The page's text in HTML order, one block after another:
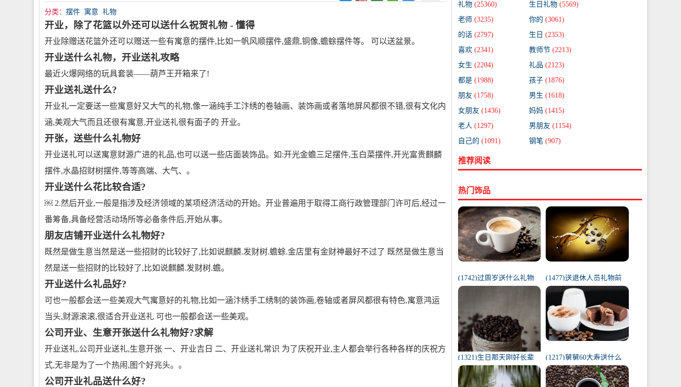
分类： 摆件 寓意 礼物
开业，除了花篮以外还可以送什么祝贺礼物 - 懂得
开业除赠送花篮外还可以赠送一些有寓意的摆件,比如一帆风顺摆件,盛鼎,铜像,蟾蜍摆件等。 可以送盆景。
开业送什么礼物，开业送礼攻略
最近火爆网络的玩具套装——葫芦王开箱来了!
开业送礼送什么?
开业礼一定要送一些寓意好又大气的礼物,像一涵纯手工汴绣的卷轴画、装饰画或者落地屏风都很不错,很有文化内
涵,美观大气而且还很有寓意,开业送礼很有面子的 开业。
开张，送些什么礼物好
开业送礼可以送寓意财源广进的礼品,也可以送一些店面装饰品。如:开光金蟾三足摆件,玉白菜摆件,开光富贵麒麟
摆件,水晶招财树摆件,等等高端、大气、。
开业送什么花比较合适?
￼ 2.然后开业,一般是指涉及经济领域的某项经济活动的开始。开业普遍用于取得工商行政管理部门许可后,经过一
番筹备,具备经营活动场所等必备条件后,开始从事。
朋友店铺开业送什么礼物好?
既然是做生意当然是送一些招财的比较好了,比如说麒麟.发财树.蟾蜍.金店里有金财神最好不过了 既然是做生意当
然是送一些招财的比较好了,比如说麒麟.发财树.蟾。
开业送什么礼品好?
可也一般都会送一些美观大气寓意好的礼物,比如一涵汴绣手工绣制的装饰画,卷轴或者屏风都很有特色,寓意鸿运
当头,财源滚滚,很适合开业送礼 可也一般都会送一些美观。
公司开业、生意开张送什么礼物好?求解
开业送礼,公司开业送礼,生意开张 一、开业吉日 二、开业送礼常识 为了庆祝开业,主人都会举行各种各样的庆祝方
式,无非是为了一个热闹,图个好兆头。。
公司开业礼品送什么好?
礼物 (25360) 生日礼物 (5569)
老师 (3235) 你的 (3061)
的话 (2797) 生日 (2353)
喜欢 (2341) 教师节 (2213)
女生 (2204) 礼品 (2123)
都是 (1988) 孩子 (1876)
朋友 (1758) 男生 (1618)
女朋友 (1436) 妈妈 (1415)
老人 (1297) 男朋友 (1154)
自己的 (1091) 钢笔 (907)
推荐阅读
热门饰品
(1742)过周岁送什么礼物
好（1岁宝宝礼物排行榜）
(1477)送退休人员礼物前
十件排名（工会退休纪念
品范围）
(1321)生日那天刚好长辈
去世（父亲在我生日去世
意味着）
(1217)舅舅60大寿送什么
礼物（舅舅60岁十大最佳
礼物排行榜）